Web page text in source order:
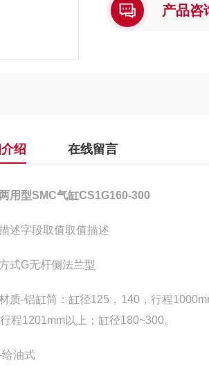
产品咨
绍 在线留言
用型SMC气缸CS1G160-300
述字段取值取值描述
式G无杆侧法兰型
质-铝缸筒：缸径125，140，行程
程1201mm以上；缸径180~300。
给油式